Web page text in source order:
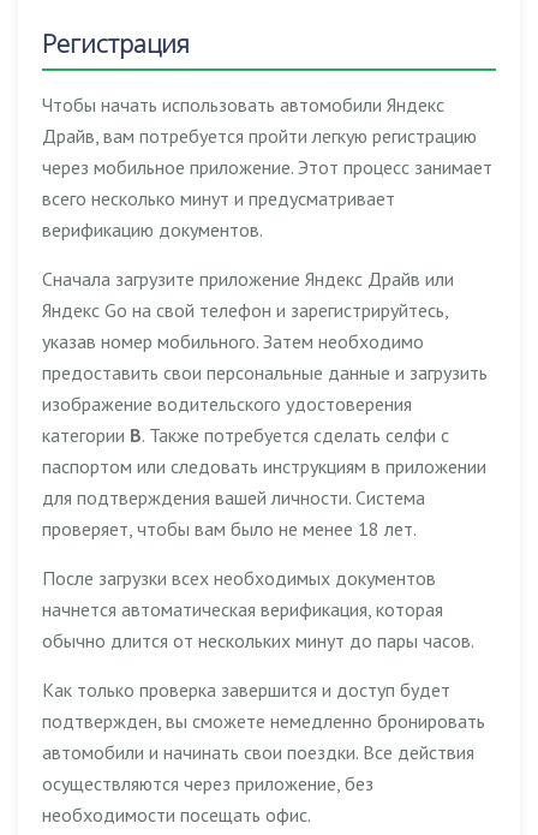
Регистрация
Чтобы начать использовать автомобили Яндекс
Драйв, вам потребуется пройти легкую регистрацию
через мобильное приложение. Этот процесс занимает
всего несколько минут и предусматривает
верификацию документов.
Сначала загрузите приложение Яндекс Драйв или
Яндекс Go на свой телефон и зарегистрируйтесь,
указав номер мобильного. Затем необходимо
предоставить свои персональные данные и загрузить
изображение водительского удостоверения
категории B. Также потребуется сделать селфи с
паспортом или следовать инструкциям в приложении
для подтверждения вашей личности. Система
проверяет, чтобы вам было не менее 18 лет.
После загрузки всех необходимых документов
начнется автоматическая верификация, которая
обычно длится от нескольких минут до пары часов.
Как только проверка завершится и доступ будет
подтвержден, вы сможете немедленно бронировать
автомобили и начинать свои поездки. Все действия
осуществляются через приложение, без
необходимости посещать офис.